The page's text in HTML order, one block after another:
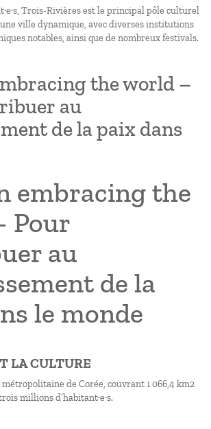
Trois-Rivières est le principal pôle culturel
une ville dynamique, avec diverses institutions
notables, ainsi que de nombreux festivals.
the world –
au
de la paix dans
embracing the
Pour
au
de la
le monde
LA CULTURE
de Corée, couvrant 1 066,4 km2
millions d’habitant·e·s.